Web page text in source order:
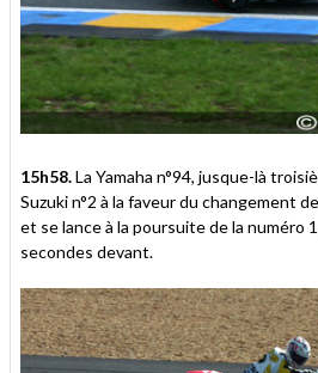
15h58.La Yamaha n°94, jusque-là
Suzuki n°2 à la faveur du changement
et se lance à la poursuite de la numéro
secondes devant.